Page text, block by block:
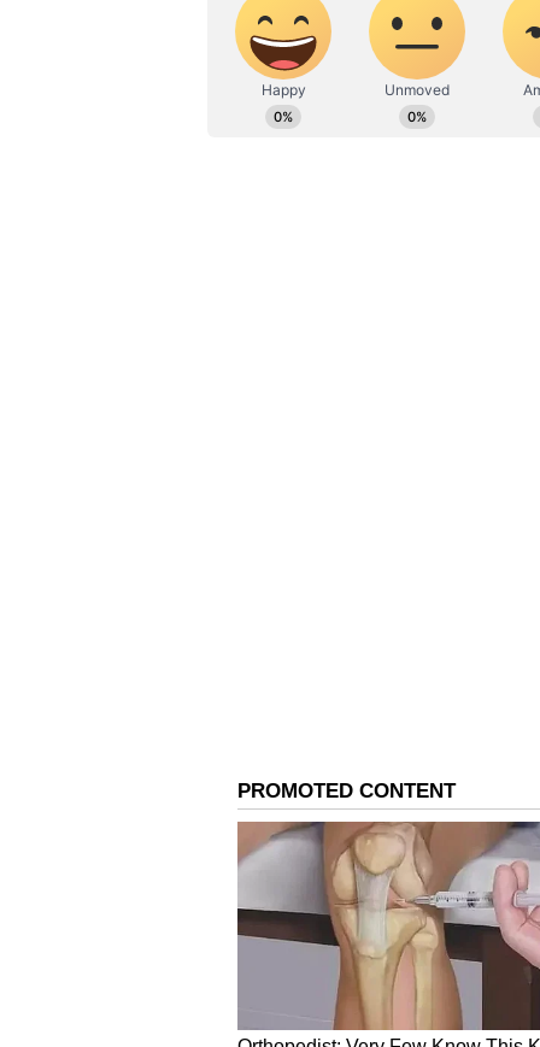
ವೆಬ್‌ಸೈಟ್‌ನಲ್ಲಿ ಪ್ರಕಟಿಸಿರುವ ಅಂಕಿ-ಅಂಶದ
ವಿಲೇವಾರಿಗೆ ಬಾಕಿಯಿವೆ. ಹಾಗೆಯೇ, ಧಾರವಾಡ
ಅರ್ಜಿಗಳು ವಿಲೇವಾರಿಗೆ ಬಾಕಿಯಿದೆ. ಮೂರು
ಅರ್ಜಿಗಳು ವಿಲೇವಾರಿಗೆ ಬಾಕಿಯಿವೆ.
ಬೆಂಗಳೂರಿನ ಪ್ರಧಾನ ಪೀಠದಲ್ಲಿ
ಅರ್ಜಿಗಳಾಗಿವೆ. ಧಾರವಾಡ ಪೀಠದಲ್ಲಿ
ಅರ್ಜಿಗಳಾಗಿವೆ. ಕಲಬುರಗಿ ಪೀಠದಲ್ಲಿ